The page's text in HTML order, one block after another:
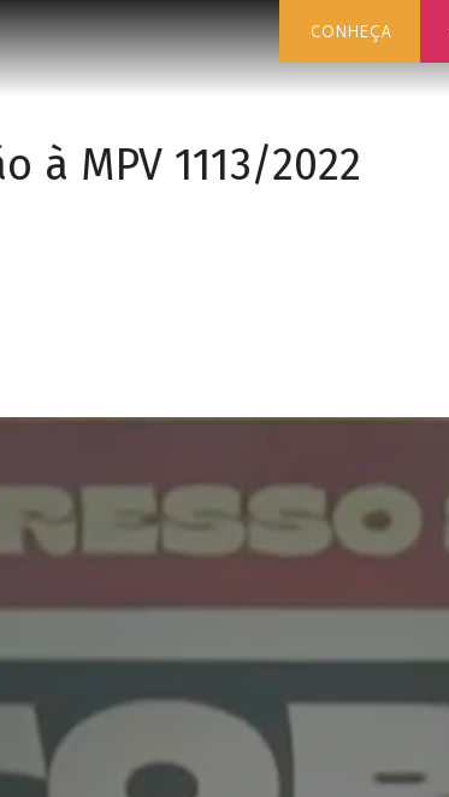
CONHEÇA
à MPV 1113/2022